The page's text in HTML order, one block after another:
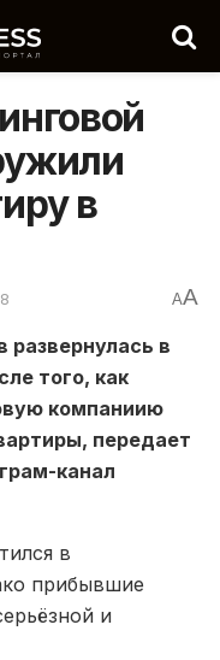
в
AA
развернулась в
того, как
компаниию
передает
канал
в
прибывшие
и